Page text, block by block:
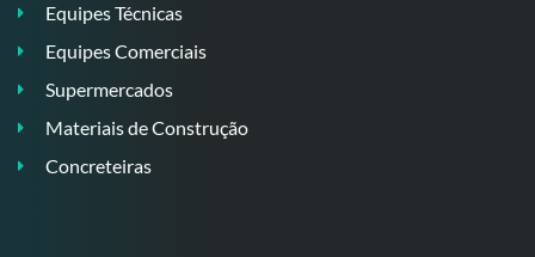
Equipes Técnicas
Equipes Comerciais
Supermercados
Materiais de Construção
Concreteiras